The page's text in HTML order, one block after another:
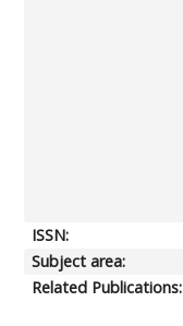
ISSN:
Subject area:
Related Publications: